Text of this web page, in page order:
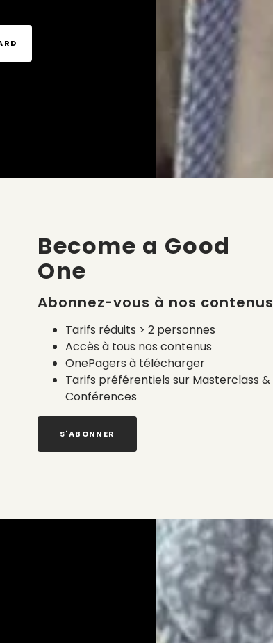
Become a Good
One
Abonnez-vous à nos contenus
Tarifs réduits > 2 personnes
Accès à tous nos contenus
OnePagers à télécharger
Tarifs préférentiels sur Masterclass &
Conférences
S'ABONNER